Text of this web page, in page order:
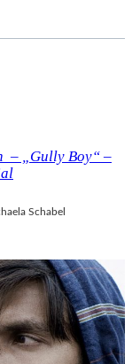
– „Gully Boy“ –
Schabel